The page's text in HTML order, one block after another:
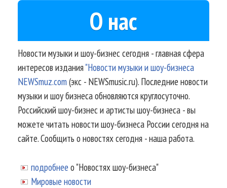
О нас
Новости музыки и шоу-бизнес сегодня - главная сфера
интересов издания"Новости музыки и шоу-бизнеса
NEWSmuz.com(экс - NEWSmusic.ru). Последние новости
музыки и шоу бизнеса обновляются круглосуточно.
Российский шоу-бизнес и артисты шоу-бизнеса - вы
можете читать новости шоу-бизнеса России сегодня на
сайте. Сообщить о новостях сегодня - наша работа.
подробнее о "Новостях шоу-бизнеса"
Мировые новости